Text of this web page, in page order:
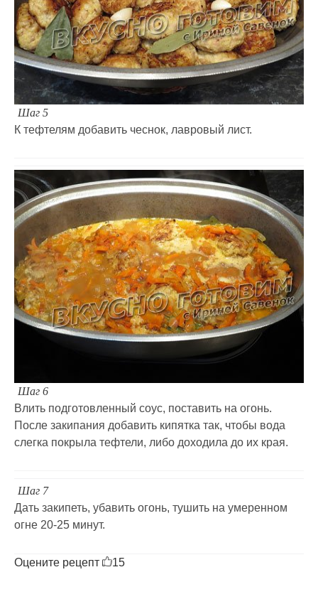
Шаг 5
К тефтелям добавить чеснок, лавровый лист.
Шаг 6
Влить подготовленный соус, поставить на огонь.
После закипания добавить кипятка так, чтобы вода
слегка покрыла тефтели, либо доходила до их края.
Шаг 7
Дать закипеть, убавить огонь, тушить на умеренном
огне 20-25 минут.
Оцените рецепт 15